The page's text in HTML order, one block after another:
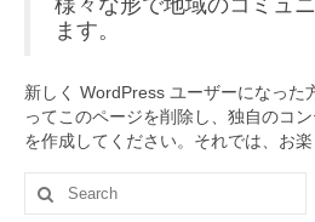
ご注文・お問い合わせ
様々な形で地域のコミュ
ます。
新しく WordPress ユーザーになった
ってこのページを削除し、独自のコ
を作成してください。それでは、お
Search
for: